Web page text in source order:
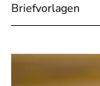
Briefvorlagen